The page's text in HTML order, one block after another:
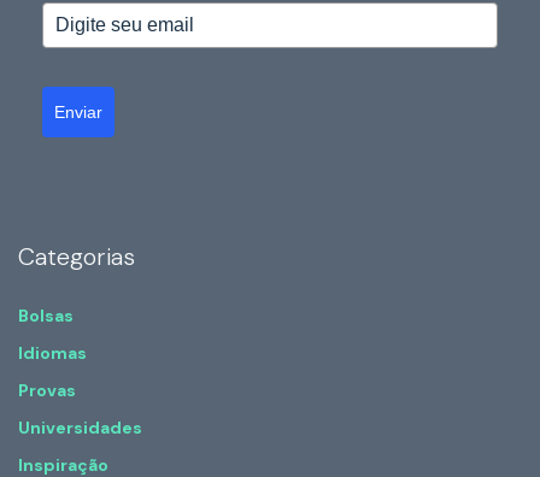
Enviar
Categorias
Bolsas
Idiomas
Provas
Universidades
Inspiração